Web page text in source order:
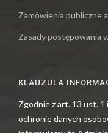
Zamówienia publiczne
Zasady postępowania
KLAUZULA
Zgodnie z art. 13 ust. 1
ochronie danych